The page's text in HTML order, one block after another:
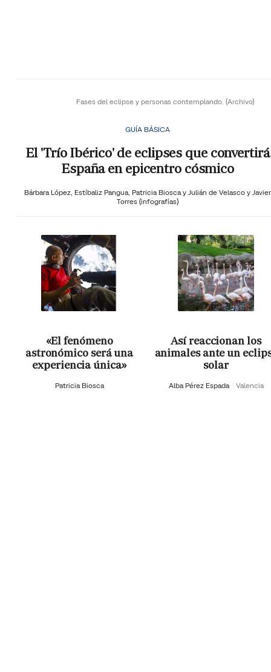
Fases del eclipse y personas contemplando. (Archivo)
GUÍA BÁSICA
El 'Trío Ibérico' de eclipses que convertirá
España en epicentro cósmico
Bárbara López, Estíbaliz Pangua, Patricia Biosca y Julián de Velasco y Javier
Torres (infografías)
«El fenómeno
astronómico será una
experiencia única»
Patricia Biosca
Así reaccionan los
animales ante un
solar
Alba Pérez Espada Valencia